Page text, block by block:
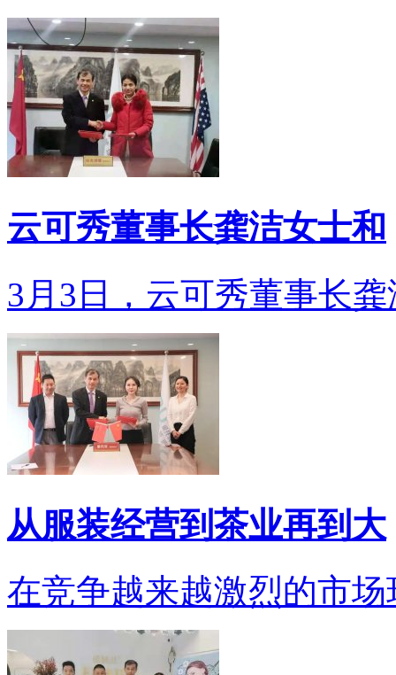
云可秀董事长龚洁女士和
3月3日，云可秀董事长
从服装经营到茶业再到大
在竞争越来越激烈的市